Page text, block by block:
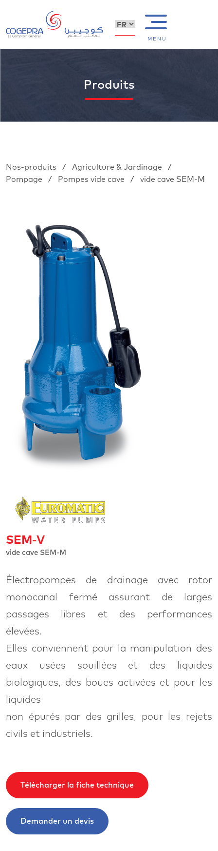
MENU
Produits
Nos-produits / Agriculture & Jardinage /
Pompage / Pompes vide cave / vide cave SEM-M
SEM-V
vide cave SEM-M
Électropompes de drainage avec rotor
monocanal fermé assurant de larges
passages libres et des performances
élevées.
Elles conviennent pour la manipulation des
eaux usées souillées et des liquides
biologiques, des boues activées et pour les
liquides
non épurés par des grilles, pour les rejets
civils et industriels.
Télécharger la fiche technique
Demander un devis